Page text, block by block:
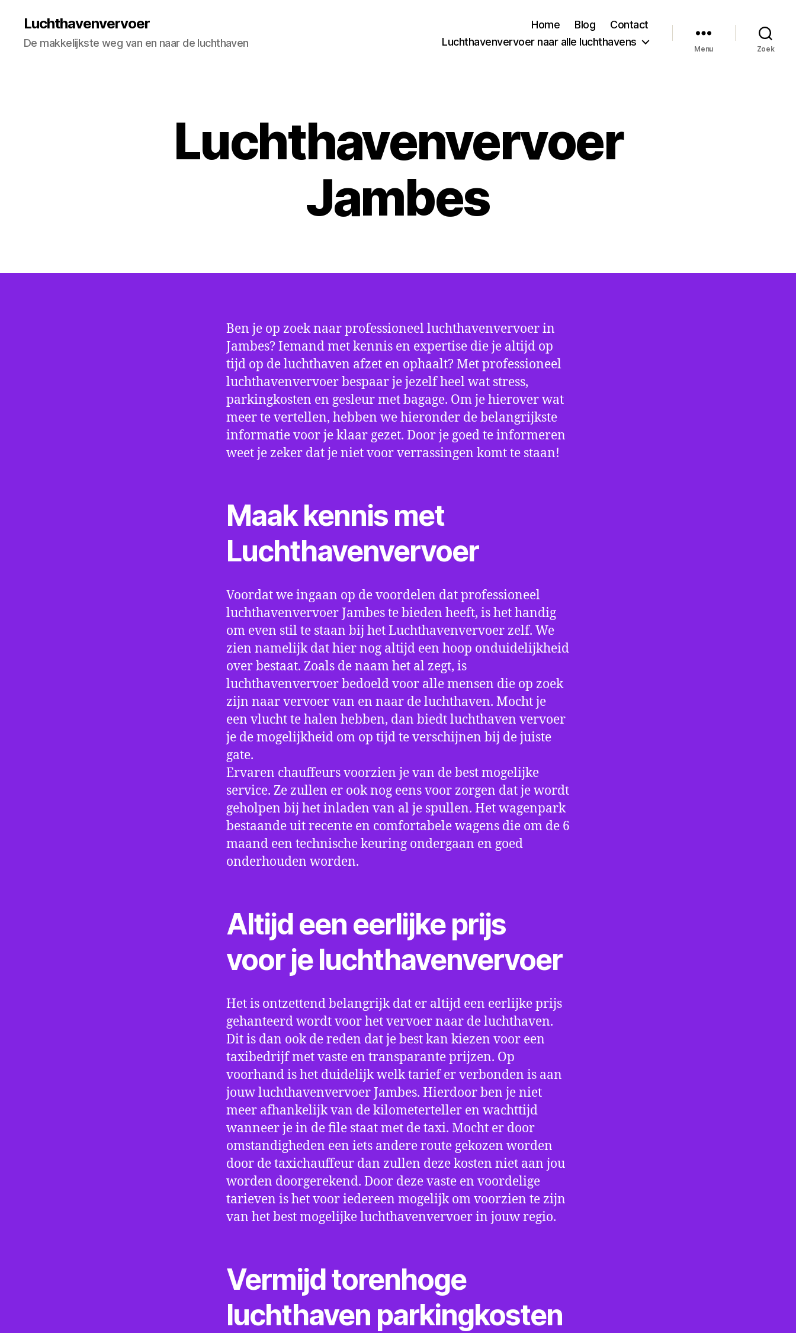
Luchthavenvervoer
De makkelijkste weg van en naar de luchthaven
Home Blog
Contact
Luchthavenvervoer naar alle luchthavens
Menu Zoek
Luchthavenvervoer
Jambes
Ben je op zoek naar professioneel luchthavenvervoer in
Jambes? Iemand met kennis en expertise die je altijd op
tijd op de luchthaven afzet en ophaalt? Met professioneel
luchthavenvervoer bespaar je jezelf heel wat stress,
parkingkosten en gesleur met bagage. Om je hierover wat
meer te vertellen, hebben we hieronder de belangrijkste
informatie voor je klaar gezet. Door je goed te informeren
weet je zeker dat je niet voor verrassingen komt te staan!
Maak kennis met
Luchthavenvervoer
Voordat we ingaan op de voordelen dat professioneel
luchthavenvervoer Jambes te bieden heeft, is het handig
om even stil te staan bij het Luchthavenvervoer zelf. We
zien namelijk dat hier nog altijd een hoop onduidelijkheid
over bestaat. Zoals de naam het al zegt, is
luchthavenvervoer bedoeld voor alle mensen die op zoek
zijn naar vervoer van en naar de luchthaven. Mocht je
een vlucht te halen hebben, dan biedt luchthaven vervoer
je de mogelijkheid om op tijd te verschijnen bij de juiste
gate.
Ervaren chauffeurs voorzien je van de best mogelijke
service. Ze zullen er ook nog eens voor zorgen dat je wordt
geholpen bij het inladen van al je spullen. Het wagenpark
bestaande uit recente en comfortabele wagens die om de 6
maand een technische keuring ondergaan en goed
onderhouden worden.
Altijd een eerlijke prijs
voor je luchthavenvervoer
Het is ontzettend belangrijk dat er altijd een eerlijke prijs
gehanteerd wordt voor het vervoer naar de luchthaven.
Dit is dan ook de reden dat je best kan kiezen voor een
taxibedrijf met vaste en transparante prijzen. Op
voorhand is het duidelijk welk tarief er verbonden is aan
jouw luchthavenvervoer Jambes. Hierdoor ben je niet
meer afhankelijk van de kilometerteller en wachttijd
wanneer je in de file staat met de taxi. Mocht er door
omstandigheden een iets andere route gekozen worden
door de taxichauffeur dan zullen deze kosten niet aan jou
worden doorgerekend. Door deze vaste en voordelige
tarieven is het voor iedereen mogelijk om voorzien te zijn
van het best mogelijke luchthavenvervoer in jouw regio.
Vermijd torenhoge
luchthaven parkingkosten